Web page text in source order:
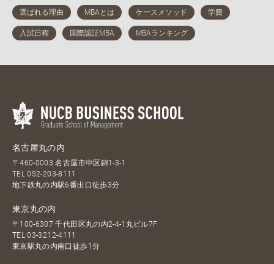
名古屋丸の内
〒460-0003 名古屋市中区錦1-3-1
TEL052-203-8111
地下鉄丸の内駅6番出口徒歩3分
東京丸の内
〒100-6307 千代田区丸の内2-4-1丸ビル7F
TEL03-3212-4111
東京駅丸の内南口徒歩1分